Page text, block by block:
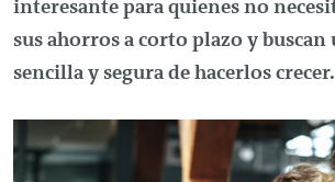
interesante para quienes no
sus ahorros a corto plazo y
sencilla y segura de hacerlos crecer.